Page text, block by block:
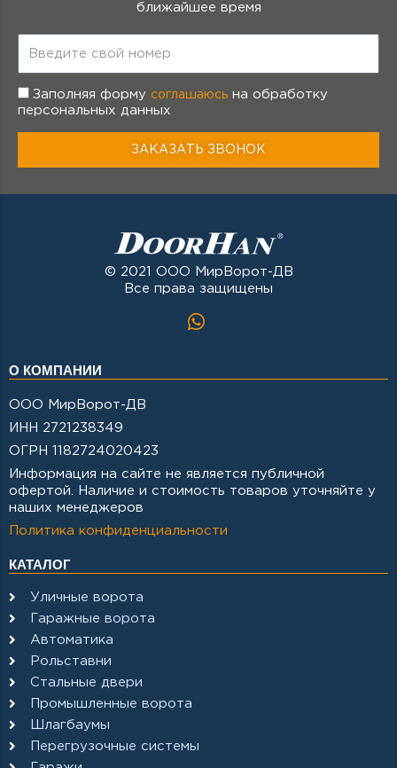
ближайшее время
л
е
н
Заполняя форму соглашаюсь на обработку
персональных данных
ЗАКАЗАТЬ ЗВОНОК
© 2021 ООО МирВорот-ДВ
Все права защищены
О КОМПАНИИ
ООО МирВорот-ДВ
ИНН 2721238349
ОГРН 1182724020423
Информация на сайте не является публичной
офертой. Наличие и стоимость товаров уточняйте у
наших менеджеров
Политика конфиденциальности
КАТАЛОГ
Уличные ворота
Гаражные ворота
Автоматика
Рольставни
Стальные двери
Промышленные ворота
Шлагбаумы
Перегрузочные системы